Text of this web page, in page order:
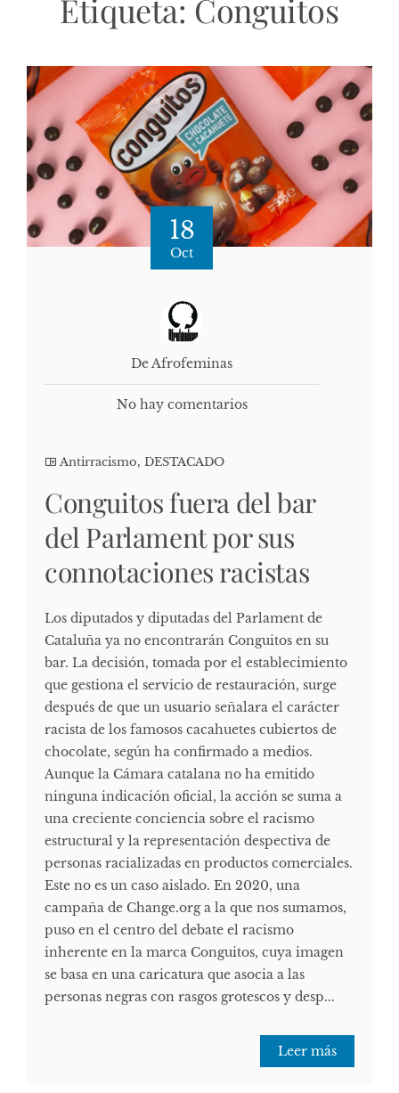
Etiqueta: Conguitos
18
Oct
De Afrofeminas
No hay comentarios
Antirracismo, DESTACADO
Conguitos fuera del bar
del Parlament por sus
connotaciones racistas
Los diputados y diputadas del Parlament de
Cataluña ya no encontrarán Conguitos en su
bar. La decisión, tomada por el establecimiento
que gestiona el servicio de restauración, surge
después de que un usuario señalara el carácter
racista de los famosos cacahuetes cubiertos de
chocolate, según ha confirmado a medios.
Aunque la Cámara catalana no ha emitido
ninguna indicación oficial, la acción se suma a
una creciente conciencia sobre el racismo
estructural y la representación despectiva de
personas racializadas en productos comerciales.
Este no es un caso aislado. En 2020, una
campaña de Change.org a la que nos sumamos,
puso en el centro del debate el racismo
inherente en la marca Conguitos, cuya imagen
se basa en una caricatura que asocia a las
personas negras con rasgos grotescos y desp...
Leer más